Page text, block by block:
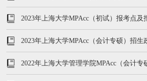
内容
2023年上海大学MPAcc（初试）报考点及
2023年上海大学MPAcc（会计专硕）招生
学费、录取率、分数线
2022年上海大学管理学院MPAcc（会计专